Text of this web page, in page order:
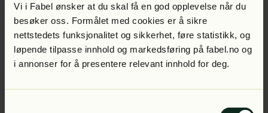
Vi i Fabel ønsker at du skal få en god opplevelse når du
besøker oss. Formålet med cookies er å sikre
nettstedets funksjonalitet og sikkerhet, føre statistikk, og
løpende tilpasse innhold og markedsføring på fabel.no og
i annonser for å presentere relevant innhold for deg.